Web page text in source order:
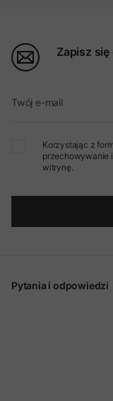
Zapisz
Twój e-mail
Korzystając z
przechowywanie
witrynę.
Pytania i odpowiedzi